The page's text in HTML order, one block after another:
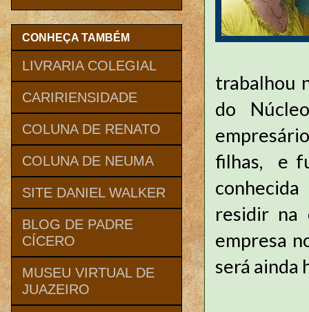
trabalhou
do
filhas, e
residir na
empresa
será ainda
CONHEÇA TAMBÉM
LIVRARIA COLEGIAL
CARIRIENSIDADE
COLUNA DE RENATO
COLUNA DE NEUMA
SITE DANIEL WALKER
BLOG DE PADRE
CÍCERO
MUSEU VIRTUAL DE
JUAZEIRO